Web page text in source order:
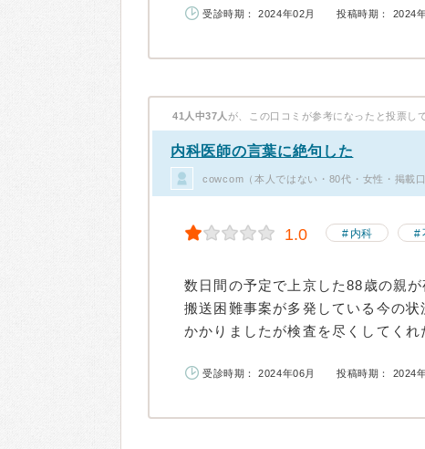
受診時期： 2024年02月 投稿時期： 2024
41人中37人 が、この口コミが参考になったと投票し
内科医師の言葉に絶句した
cowcom（本人ではない・80代・女性・掲載口
1.0 内科
数日間の予定で上京した88歳の親
搬送困難事案が多発している今の
かかりましたが検査を尽くしてく
受診時期： 2024年06月 投稿時期： 2024